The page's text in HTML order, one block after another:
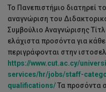
Το Πανεπιστήμιο διατηρεί
αναγνώριση του
Συμβούλιο Αναγνώρισης
ελάχιστα προσόντα για
περιγράφονται στην
https://www.cut.ac.cy/
services/hr/jobs/staff-
qualifications/Τα προσόντα